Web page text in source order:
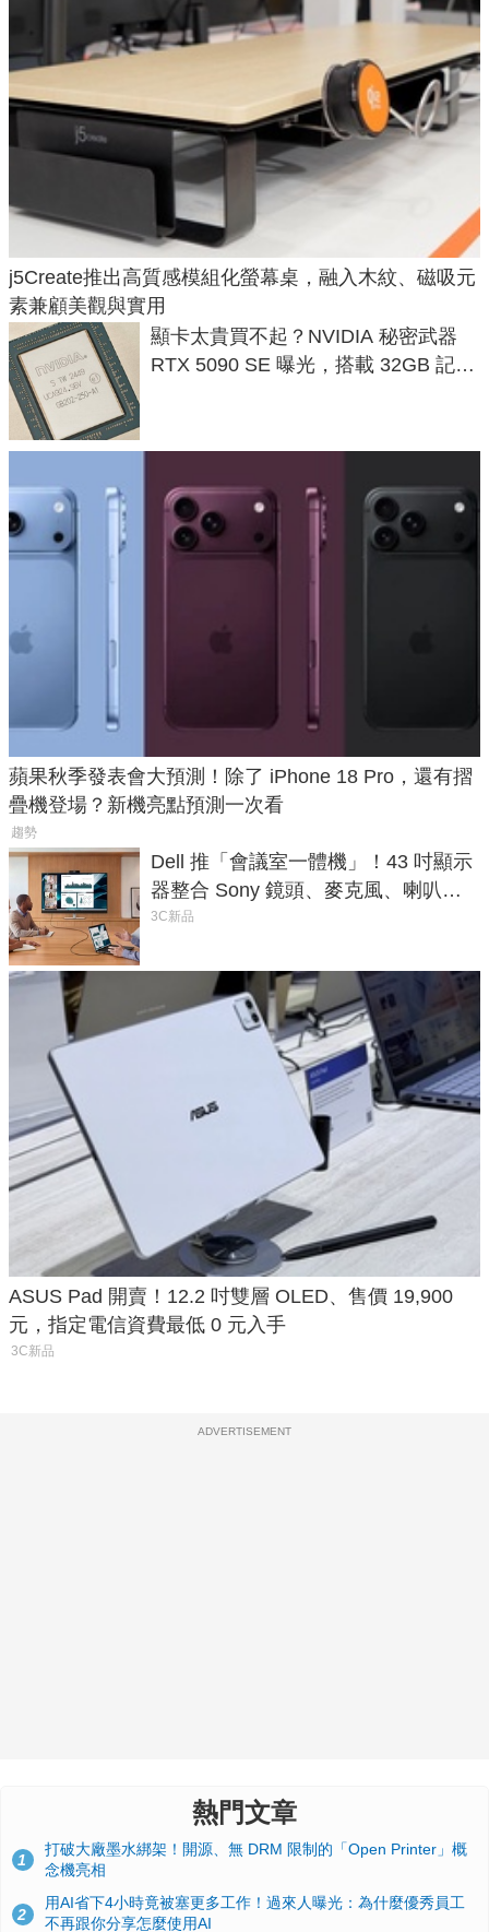
j5Create推出高質感模組化螢幕桌，融入木紋、磁吸元
素兼顧美觀與實用
顯卡太貴買不起？NVIDIA 秘密武器
RTX 5090 SE 曝光，搭載 32GB 記憶
蘋果秋季發表會大預測！除了 iPhone 18 Pro，還有摺
疊機登場？新機亮點預測一次看
趨勢
Dell 推「會議室一體機」！43 吋顯示
器整合 Sony 鏡頭、麥克風、喇叭，
一條 USB-C 就能開會
3C新品
ASUS Pad 開賣！12.2 吋雙層 OLED、售價 19,900
元，指定電信資費最低 0 元入手
3C新品
ADVERTISEMENT
熱門文章
1
打破大廠墨水綁架！開源、無 DRM 限制的「Open Printer」概
念機亮相
2
用AI省下4小時竟被塞更多工作！過來人曝光：為什麼優秀員工
不再跟你分享怎麼使用AI